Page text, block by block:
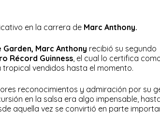
en la carrera de Marc Anthony.
Garden, Marc Anthony recibió su segundo
Récord Guinness , el cual lo certifica
vendidos hasta el momento.
reconocimientos y admiración por su
en la salsa era algo impensable,
aquella vez se convirtió en parte